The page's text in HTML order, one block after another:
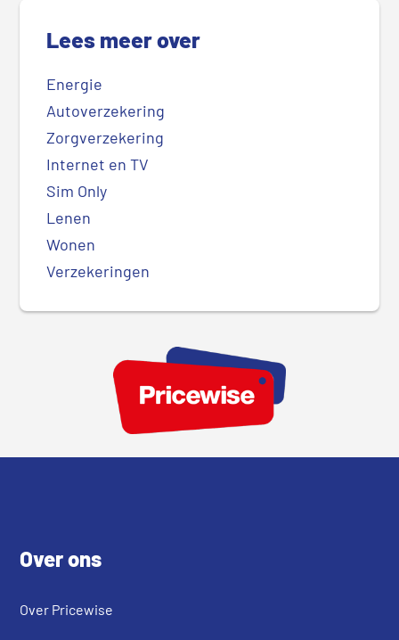
Lees meer over
Energie
Autoverzekering
Zorgverzekering
Internet en TV
Sim Only
Lenen
Wonen
Verzekeringen
Over ons
Over Pricewise